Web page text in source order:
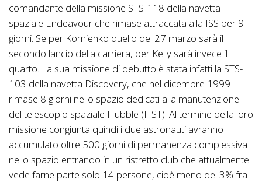
comandante della missione STS-118 della navetta
spaziale Endeavour che rimase attraccata alla ISS per 9
giorni. Se per Kornienko quello del 27 marzo sarà il
secondo lancio della carriera, per Kelly sarà invece il
quarto. La sua missione di debutto è stata infatti la STS-
103 della navetta Discovery, che nel dicembre 1999
rimase 8 giorni nello spazio dedicati alla manutenzione
del telescopio spaziale Hubble (HST). Al termine della loro
missione congiunta quindi i due astronauti avranno
accumulato oltre 500 giorni di permanenza complessiva
nello spazio entrando in un ristretto club che attualmente
vede farne parte solo 14 persone, cioè meno del 3% fra